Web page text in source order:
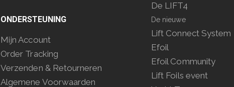
ONDERSTEUNING
Mijn Account
Order Tracking
Verzenden & Retourneren
Algemene Voorwaarden
De LIFT4
De nieuwe
Lift Connect System
Efoil
Efoil Community
Lift Foils event